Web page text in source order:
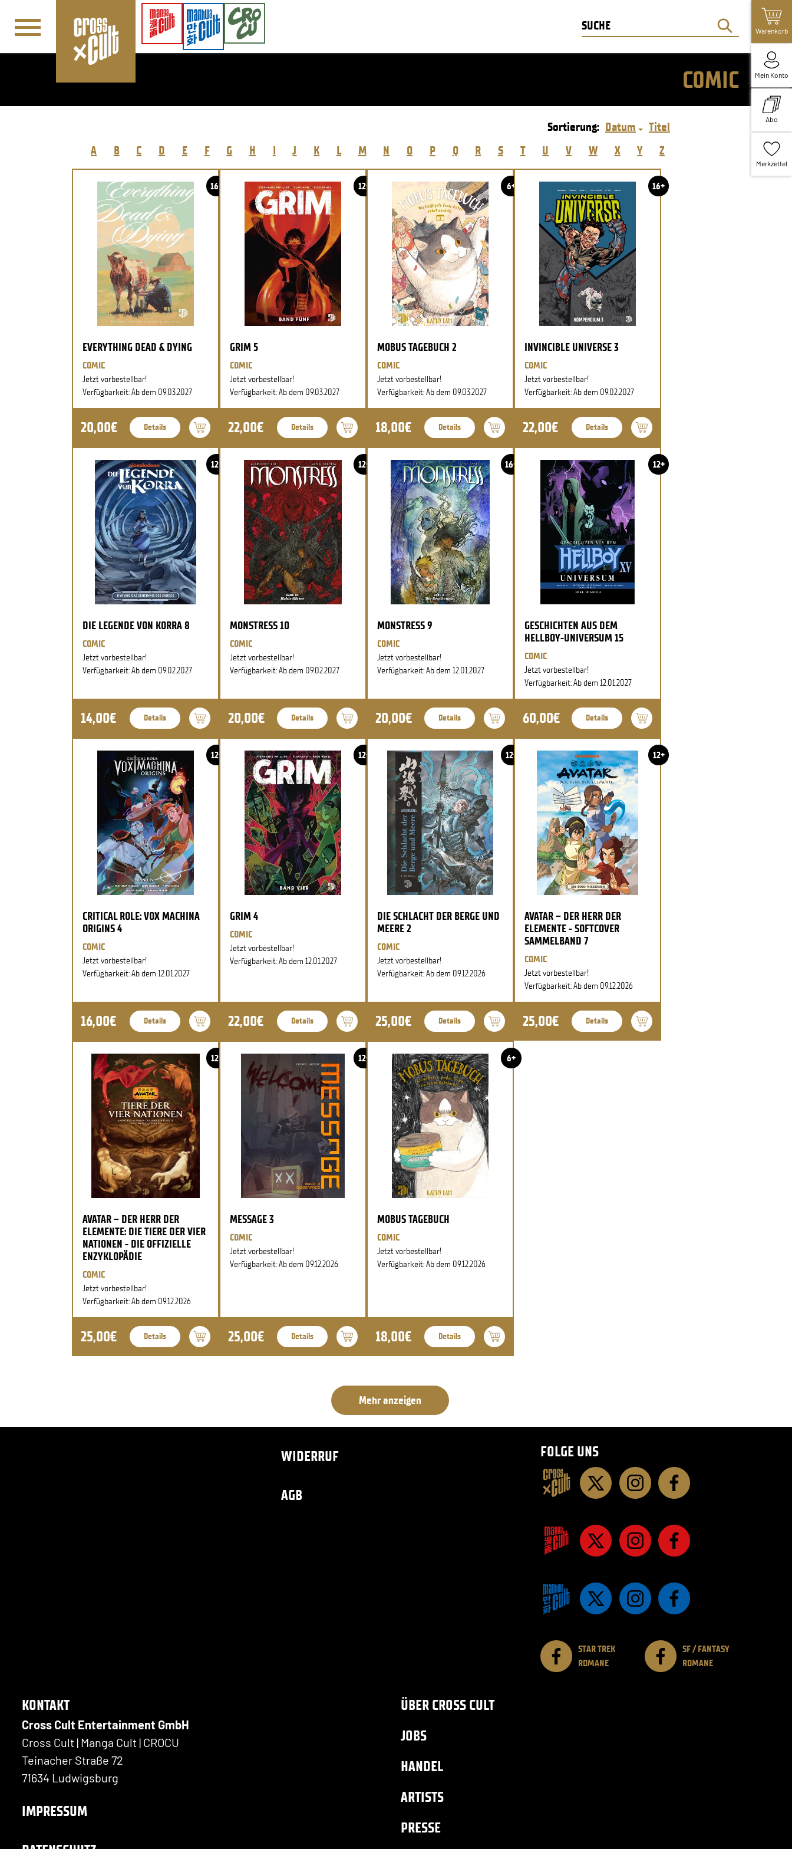
Warenkorb
Mein Konto
Abo
Merkzettel
COMIC
Sortierung: Datum
Titel
A
B C D E F G H I J K L M N O P Q R S T U V W X Y Z
16+
EVERYTHING DEAD & DYING
COMIC
Jetzt vorbestellbar!
Verfügbarkeit: Ab dem 09.03.2027
20,00€ Details
12+
GRIM 5
COMIC
Jetzt vorbestellbar!
Verfügbarkeit: Ab dem 09.03.2027
22,00€ Details
6+
MOBUS TAGEBUCH 2
COMIC
Jetzt vorbestellbar!
Verfügbarkeit: Ab dem 09.03.2027
18,00€ Details
16+
INVINCIBLE UNIVERSE 3
COMIC
Jetzt vorbestellbar!
Verfügbarkeit: Ab dem 09.02.2027
22,00€ Details
12+
DIE LEGENDE VON KORRA 8
COMIC
Jetzt vorbestellbar!
Verfügbarkeit: Ab dem 09.02.2027
14,00€ Details
12+
MONSTRESS 10
COMIC
Jetzt vorbestellbar!
Verfügbarkeit: Ab dem 09.02.2027
20,00€ Details
16+
MONSTRESS 9
COMIC
Jetzt vorbestellbar!
Verfügbarkeit: Ab dem 12.01.2027
20,00€ Details
12+
GESCHICHTEN AUS DEM
HELLBOY-UNIVERSUM 15
COMIC
Jetzt vorbestellbar!
Verfügbarkeit: Ab dem 12.01.2027
60,00€ Details
12+
CRITICAL ROLE: VOX MACHINA
ORIGINS 4
COMIC
Jetzt vorbestellbar!
Verfügbarkeit: Ab dem 12.01.2027
16,00€ Details
12+
GRIM 4
COMIC
Jetzt vorbestellbar!
Verfügbarkeit: Ab dem 12.01.2027
22,00€ Details
12+
DIE SCHLACHT DER BERGE UND
MEERE 2
COMIC
Jetzt vorbestellbar!
Verfügbarkeit: Ab dem 09.12.2026
25,00€ Details
12+
AVATAR – DER HERR DER
ELEMENTE - SOFTCOVER
SAMMELBAND 7
COMIC
Jetzt vorbestellbar!
Verfügbarkeit: Ab dem 09.12.2026
25,00€ Details
12+
AVATAR – DER HERR DER
ELEMENTE: DIE TIERE DER VIER
NATIONEN - DIE OFFIZIELLE
ENZYKLOPÄDIE
COMIC
Jetzt vorbestellbar!
Verfügbarkeit: Ab dem 09.12.2026
25,00€ Details
12+
MESSAGE 3
COMIC
Jetzt vorbestellbar!
Verfügbarkeit: Ab dem 09.12.2026
25,00€ Details
6+
MOBUS TAGEBUCH
COMIC
Jetzt vorbestellbar!
Verfügbarkeit: Ab dem 09.12.2026
18,00€ Details
Mehr anzeigen
WIDERRUF
AGB
FOLGE UNS
STAR TREK
ROMANE
SF / FANTASY
ROMANE
KONTAKT
Cross Cult Entertainment GmbH
Cross Cult | Manga Cult | CROCU
Teinacher Straße 72
71634 Ludwigsburg
IMPRESSUM
ÜBER CROSS CULT
JOBS
HANDEL
ARTISTS
PRESSE